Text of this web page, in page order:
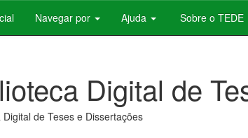
Navegar por Ajuda Sobre o TEDE
Digital de
Digital de Teses e Dissertações